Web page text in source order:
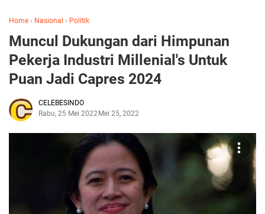
Home › Nasional › Politik
Muncul Dukungan dari Himpunan
Pekerja Industri Millenial's Untuk
Puan Jadi Capres 2024
CELEBESINDO
Rabu, 25 Mei 2022 Mei 25, 2022